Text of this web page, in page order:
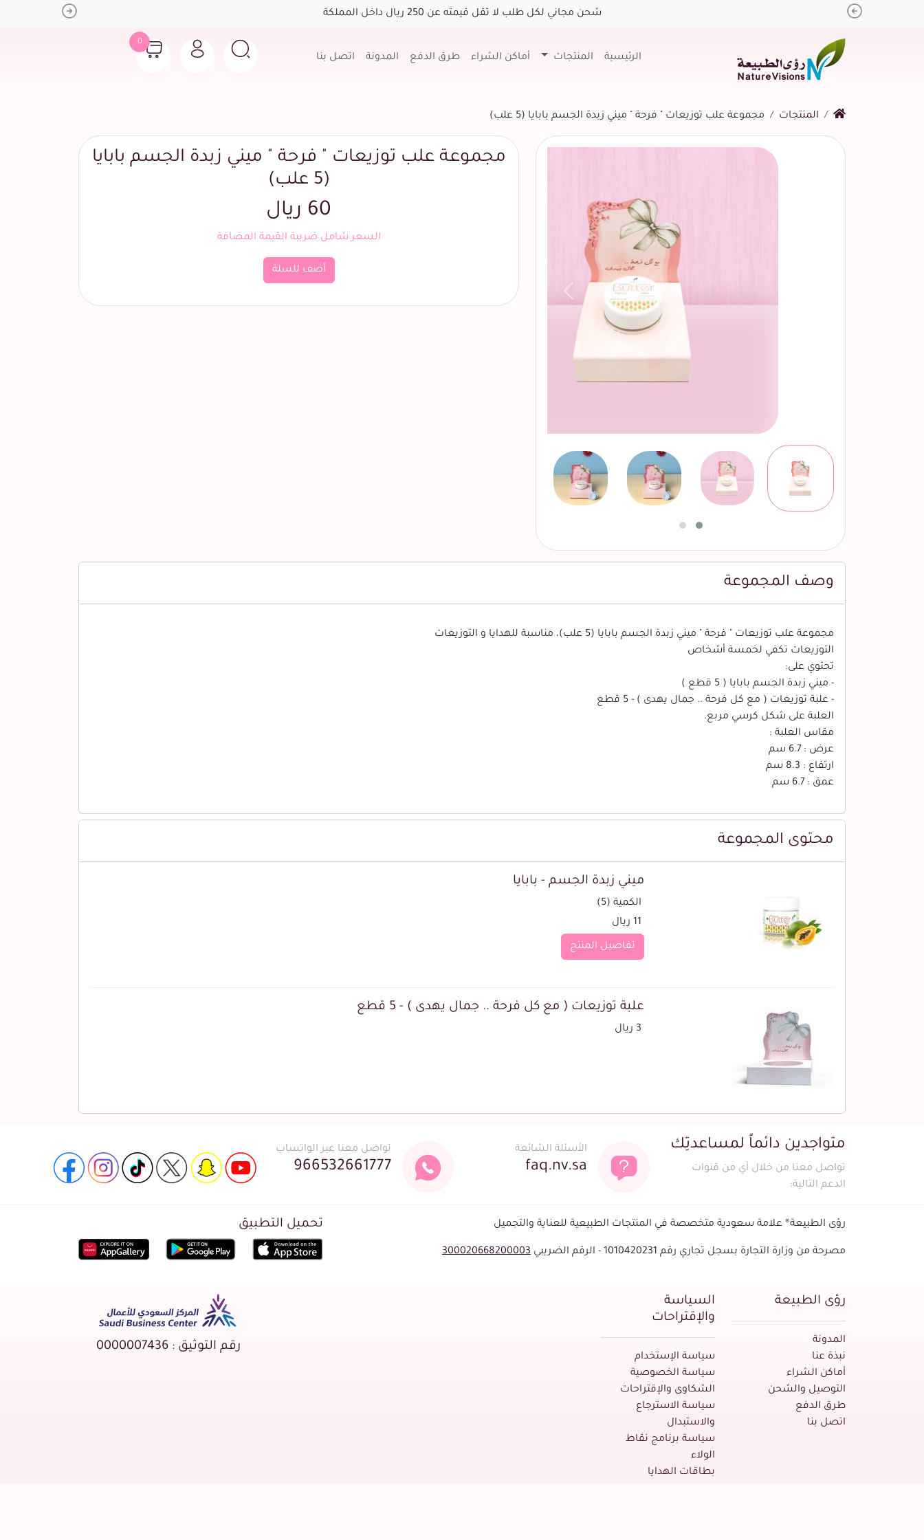
شحن مجاني لكل طلب لا تقل قيمته عن 250 ريال داخل المملكة
Previous
Next
الرئيسية المنتجات أماكن الشراء طرق الدفع المدونة اتصل بنا
0
المنتجات مجموعة علب توزيعات " فرحة " ميني زبدة الجسم بابايا (5 علب)
السابق
مجموعة علب توزيعات " فرحة " ميني زبدة الجسم بابايا
(5 علب)
60 ريال
السعر شامل ضريبة القيمة المضافة
أضف للسلة
وصف المجموعة
مجموعة علب توزيعات " فرحة " ميني زبدة الجسم بابايا (5 علب)، مناسبة للهدايا و التوزيعات
التوزيعات تكفي لخمسة أشخاص
تحتوي على:
- ميني زبدة الجسم بابايا ( 5 قطع )
- علبة توزيعات ( مع كل فرحة .. جمال يهدى ) - 5 قطع
العلبة على شكل كرسي مربع.
مقاس العلبة :
عرض : 6.7 سم
ارتفاع : 8.3 سم
عمق : 6.7 سم
محتوى المجموعة
ميني زبدة الجسم - بابايا
الكمية (5)
11 ريال
تفاصيل المنتج
علبة توزيعات ( مع كل فرحة .. جمال يهدى ) - 5 قطع
3 ريال
متواجدين دائماً لمساعدتِك
تواصل معنا من خلال أي من قنوات
الدعم التالية:
الأسئلة الشائعة
faq.nv.sa
تواصل معنا عبر الواتساب
966532661777
رؤى الطبيعة® علامة سعودية متخصصة في المنتجات الطبيعية للعناية والتجميل
مصرحة من وزارة التجارة بسجل تجاري رقم 1010420231 - الرقم الضريبي 300020668200003
تحميل التطبيق
رؤى الطبيعة
المدونة
نبذة عنا
أماكن الشراء
التوصيل والشحن
طرق الدفع
اتصل بنا
السياسة
والإقتراحات
سياسة الإستخدام
سياسة الخصوصية
الشكاوى والإقتراحات
سياسة الاسترجاع
والاستبدال
سياسة برنامج نقاط
الولاء
بطاقات الهدايا
رقم التوثيق : 0000007436